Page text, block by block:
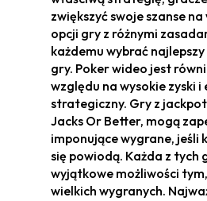
zwiększyć swoje szanse
opcji gry z różnymi
każdemu wybrać
gry. Poker wideo jest
względu na wysokie zyski i
strategiczny. Gry z
Jacks Or Better, mogą
imponujące wygrane, jeśli
się powiodą. Każda z tych
wyjątkowe możliwości
wielkich wygranych.